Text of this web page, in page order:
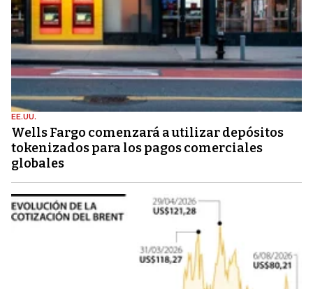
EE.UU.
Wells Fargo comenzará a utilizar depósitos
tokenizados para los pagos comerciales
globales